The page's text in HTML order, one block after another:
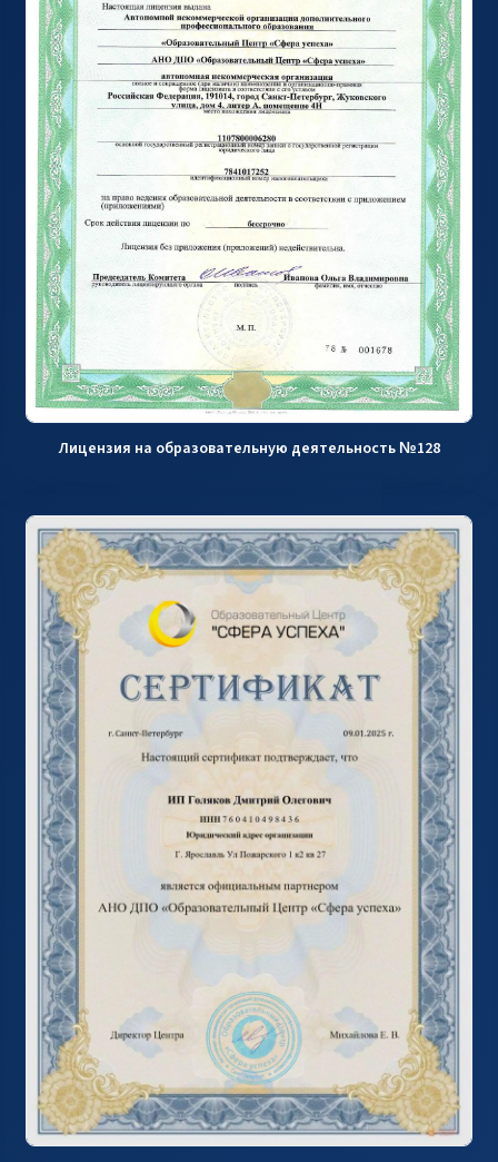
Лицензия на образовательную деятельность №128